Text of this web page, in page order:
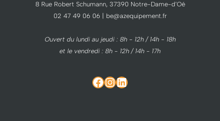
8 Rue Robert Schumann, 37390 Notre-Dame-d’Oé
02 47 49 06 06 | be@azequipement.fr
Ouvert du lundi au jeudi : 8h - 12h / 14h - 18h
et le vendredi : 8h - 12h / 14h - 17h